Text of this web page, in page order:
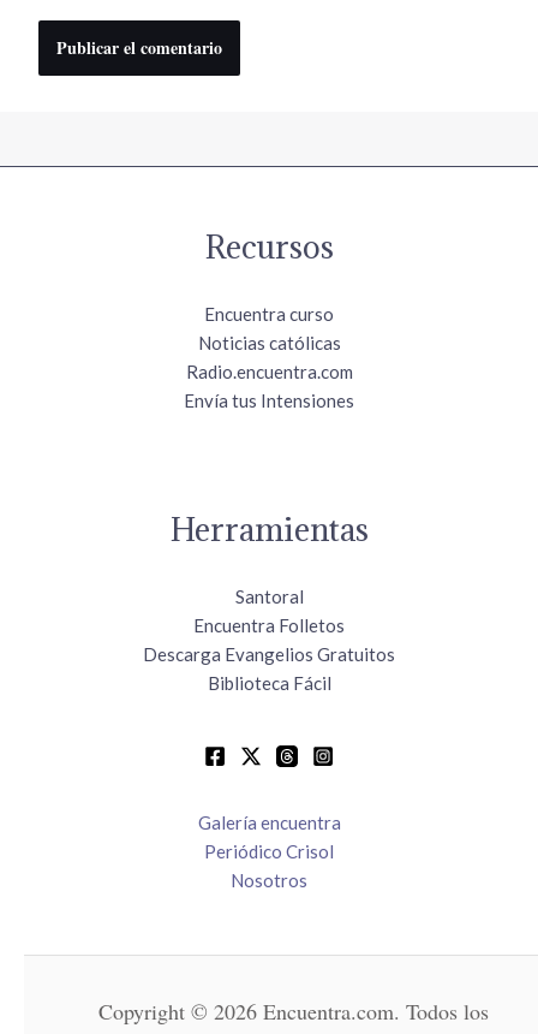
Recursos
Encuentra curso
Noticias católicas
Radio.encuentra.com
Envía tus Intensiones
Herramientas
Santoral
Encuentra Folletos
Descarga Evangelios Gratuitos
Biblioteca Fácil
Galería encuentra
Periódico Crisol
Nosotros
Copyright © 2026 Encuentra.com. Todos los